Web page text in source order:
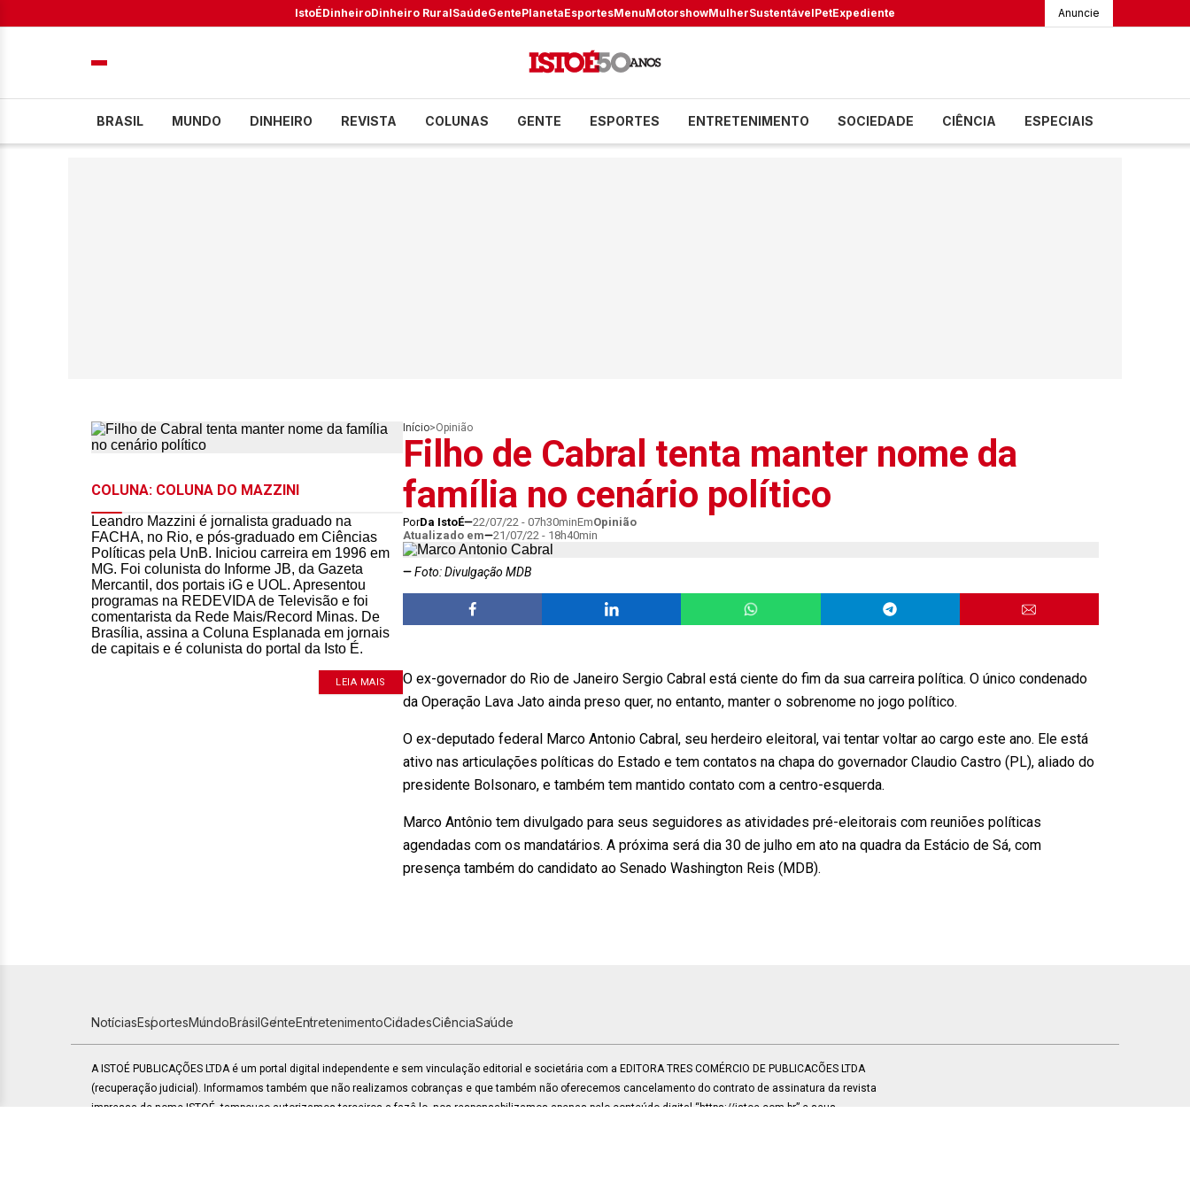
IstoÉDinheiroDinheiro RuralSaúdeGentePlanetaEsportesMenuMotorshowMulherSustentávelPetExpediente Anuncie
BRASIL MUNDO DINHEIRO REVISTA COLUNAS GENTE ESPORTES ENTRETENIMENTO SOCIEDADE CIÊNCIA ESPECIAIS
COLUNA: COLUNA DO MAZZINI
Leandro Mazzini é jornalista graduado na
FACHA, no Rio, e pós-graduado em Ciências
Políticas pela UnB. Iniciou carreira em 1996 em
MG. Foi colunista do Informe JB, da Gazeta
Mercantil, dos portais iG e UOL. Apresentou
programas na REDEVIDA de Televisão e foi
comentarista da Rede Mais/Record Minas. De
Brasília, assina a Coluna Esplanada em jornais
de capitais e é colunista do portal da Isto É.
LEIA MAIS
Início>Opinião
Filho de Cabral tenta manter nome da
família no cenário político
PorDa IstoÉ 22/07/22 - 07h30minEmOpinião
Atualizado em
21/07/22 - 18h40min
Foto: Divulgação MDB
O ex-governador do Rio de Janeiro Sergio Cabral está ciente do fim da sua carreira política. O único condenado
da Operação Lava Jato ainda preso quer, no entanto, manter o sobrenome no jogo político.
O ex-deputado federal Marco Antonio Cabral, seu herdeiro eleitoral, vai tentar voltar ao cargo este ano. Ele está
ativo nas articulações políticas do Estado e tem contatos na chapa do governador Claudio Castro (PL), aliado do
presidente Bolsonaro, e também tem mantido contato com a centro-esquerda.
Marco Antônio tem divulgado para seus seguidores as atividades pré-eleitorais com reuniões políticas
agendadas com os mandatários. A próxima será dia 30 de julho em ato na quadra da Estácio de Sá, com
presença também do candidato ao Senado Washington Reis (MDB).
NotíciasEsportesMundoBrasilGenteEntretenimentoCidadesCiênciaSaúde
A ISTOÉ PUBLICAÇÕES LTDA é um portal digital independente e sem vinculação editorial e societária com a EDITORA TRES COMÉRCIO DE PUBLICACÕES LTDA
(recuperação judicial). Informamos também que não realizamos cobranças e que também não oferecemos cancelamento do contrato de assinatura da revista
impressa de nome ISTOÉ, tampouco autorizamos terceiros a fazê-lo, nos responsabilizamos apenas pelo conteúdo digital “https://istoe.com.br” e seus